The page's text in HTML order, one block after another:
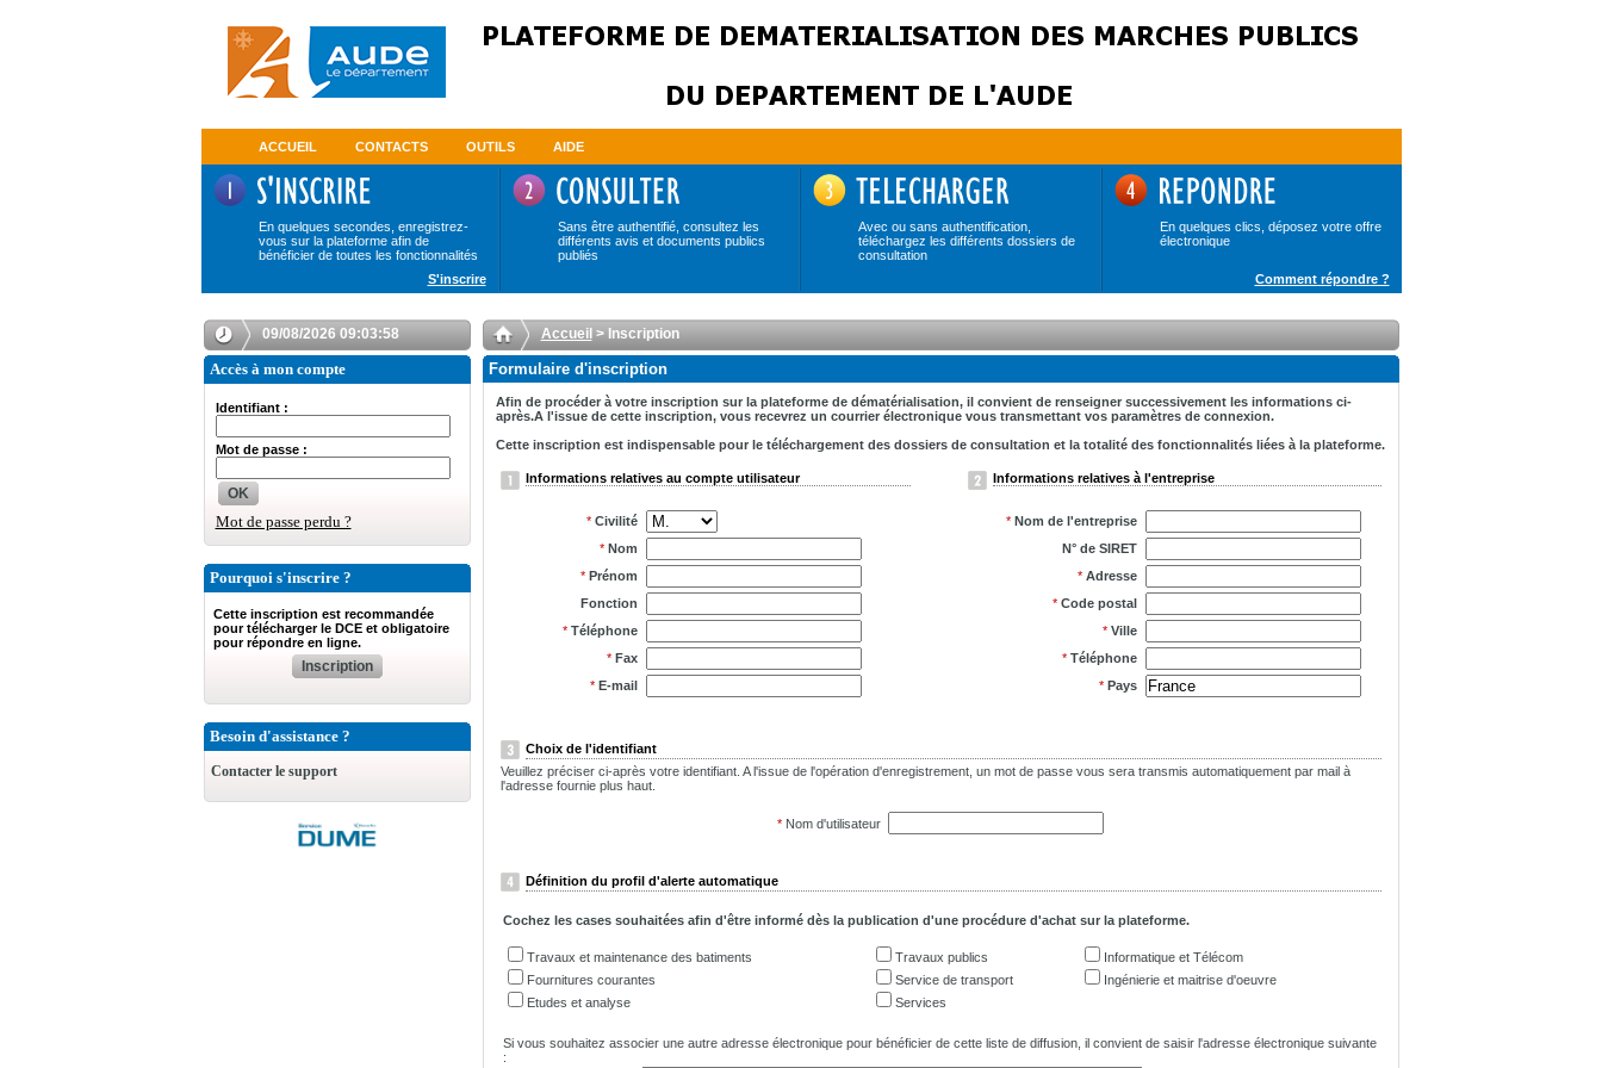
ACCUEIL CONTACTS OUTILS AIDE
En quelques secondes, enregistrez-
vous sur la plateforme afin de
bénéficier de toutes les fonctionnalités
Sans être authentifié, consultez les
différents avis et documents publics
publiés
Avec ou sans authentification,
téléchargez les différents dossiers de
consultation
En quelques clics, déposez votre offre
électronique
S'inscrire Comment répondre ?
09/08/2026 09:03:58
Accès à mon compte
Identifiant :
Mot de passe :
OK
Mot de passe perdu ?
Pourquoi s'inscrire ?
Cette inscription est recommandée
pour télécharger le DCE et obligatoire
pour répondre en ligne.
Inscription
Besoin d'assistance ?
Contacter le support
Accueil > Inscription
Formulaire d'inscription
Afin de procéder à votre inscription sur la plateforme de dématérialisation, il convient de renseigner successivement les informations ci-
après.A l'issue de cette inscription, vous recevrez un courrier électronique vous transmettant vos paramètres de connexion.
Cette inscription est indispensable pour le téléchargement des dossiers de consultation et la totalité des fonctionnalités liées à la plateforme.
Informations relatives au compte utilisateur Informations relatives à l'entreprise
* Civilité
* Nom
* Prénom
Fonction
* Téléphone
* Fax
* E-mail
* Nom de l'entreprise
N° de SIRET
* Adresse
* Code postal
* Ville
* Téléphone
* Pays
Choix de l'identifiant
Veuillez préciser ci-après votre identifiant. A l'issue de l'opération d'enregistrement, un mot de passe vous sera transmis automatiquement par mail à
l'adresse fournie plus haut.
* Nom d'utilisateur
Définition du profil d'alerte automatique
Cochez les cases souhaitées afin d'être informé dès la publication d'une procédure d'achat sur la plateforme.
Travaux et maintenance des batiments Travaux publics
Informatique et Télécom
Fournitures courantes
Service de transport
Ingénierie et maitrise d'oeuvre
Etudes et analyse
Services
Si vous souhaitez associer une autre adresse électronique pour bénéficier de cette liste de diffusion, il convient de saisir l'adresse électronique suivante
: